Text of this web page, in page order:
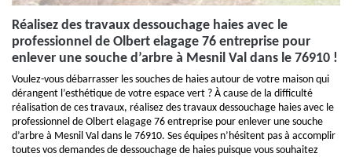
Réalisez des travaux dessouchage haies avec le
professionnel de Olbert elagage 76 entreprise pour
enlever une souche d’arbre à Mesnil Val dans le 76910 !
Voulez-vous débarrasser les souches de haies autour de votre maison qui
dérangent l’esthétique de votre espace vert ? À cause de la difficulté
réalisation de ces travaux, réalisez des travaux dessouchage haies avec le
professionnel de Olbert elagage 76 entreprise pour enlever une souche
d’arbre à Mesnil Val dans le 76910. Ses équipes n’hésitent pas à accomplir
toutes vos demandes de dessouchage de haies puisque vous souhaitez